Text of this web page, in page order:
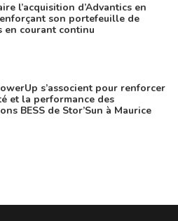
l’acquisition d’Advantics en
son portefeuille de
en courant continu
s’associent pour renforcer
et la performance des
BESS de Stor’Sun à Maurice